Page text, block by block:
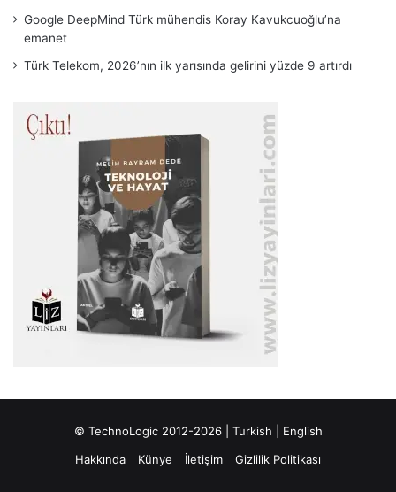
Google DeepMind Türk mühendis Koray Kavukcuoğlu’na
emanet
Türk Telekom, 2026’nın ilk yarısında gelirini yüzde 9 artırdı
© TechnoLogic 2012-2026 | Turkish
English
Hakkında
Künye İletişim Gizlilik Politikası